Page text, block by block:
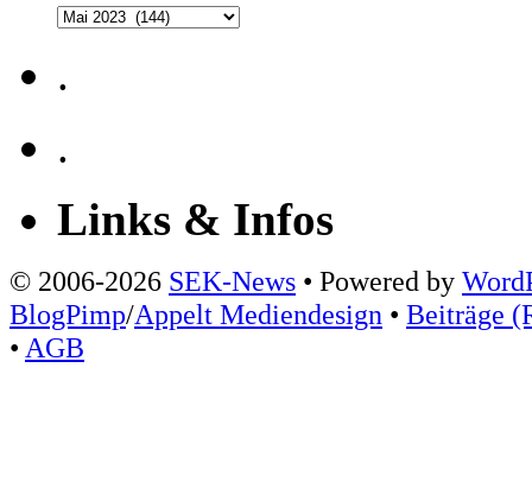
Archiv
.
.
Links & Infos
© 2006-2026 SEK-News • Powered by
BlogPimp/Appelt Mediendesign • Beiträge
• AGB